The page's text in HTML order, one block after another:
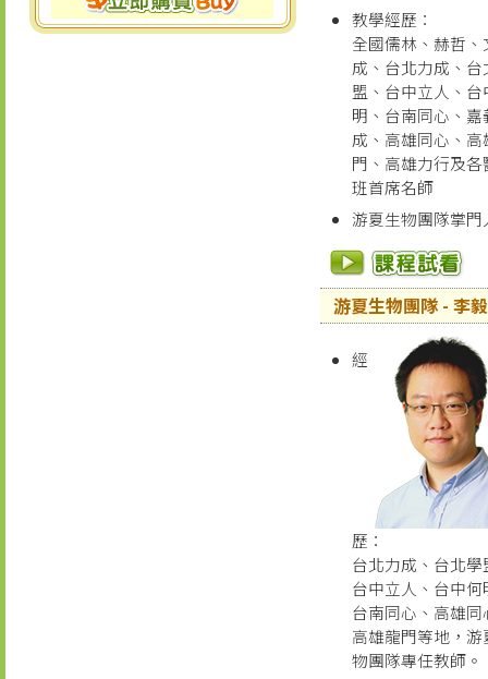
教學經歷：
全國儒林、赫哲、
成、台北力成、台
盟、台中立人、台
明、台南同心、嘉
成、高雄同心、高
門、高雄力行及各
班首席名師
游夏生物團隊掌門
游夏生物團隊 - 李
經
歷：
台北力成、台北學
台中立人、台中何
台南同心、高雄同
高雄龍門等地，游
物團隊專任教師。